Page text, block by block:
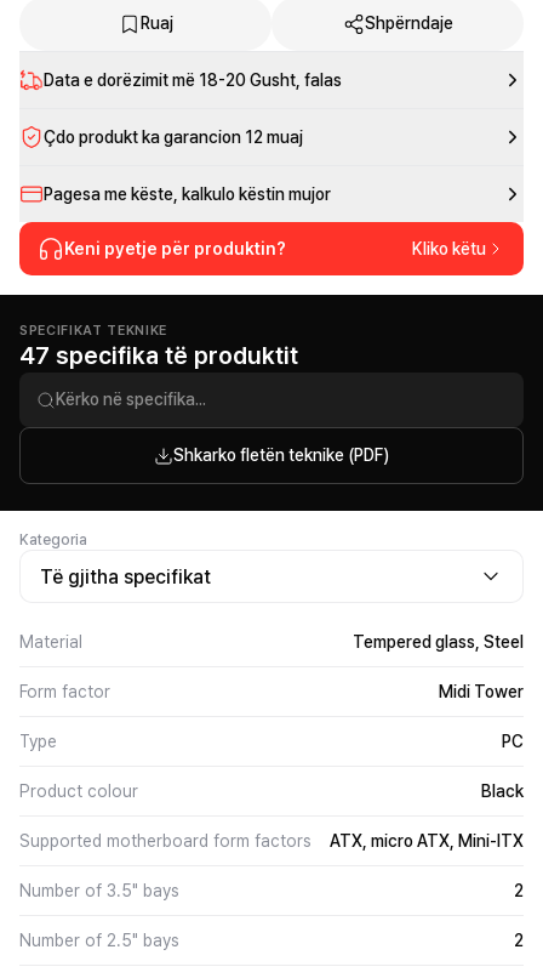
Ruaj Shpërndaje
Data e dorëzimit më 18-20 Gusht , falas
Çdo produkt ka garancion 12 muaj
Pagesa me këste, kalkulo këstin mujor
Keni pyetje për produktin? Kliko këtu
SPECIFIKAT TEKNIKE
47 specifika të produktit
Shkarko fletën teknike (PDF)
Kategoria
Të gjitha specifikat
Material Tempered glass, Steel
Form factor Midi Tower
Type PC
Product colour Black
Supported motherboard form factors ATX, micro ATX, Mini-ITX
Number of 3.5" bays 2
Number of 2.5" bays 2